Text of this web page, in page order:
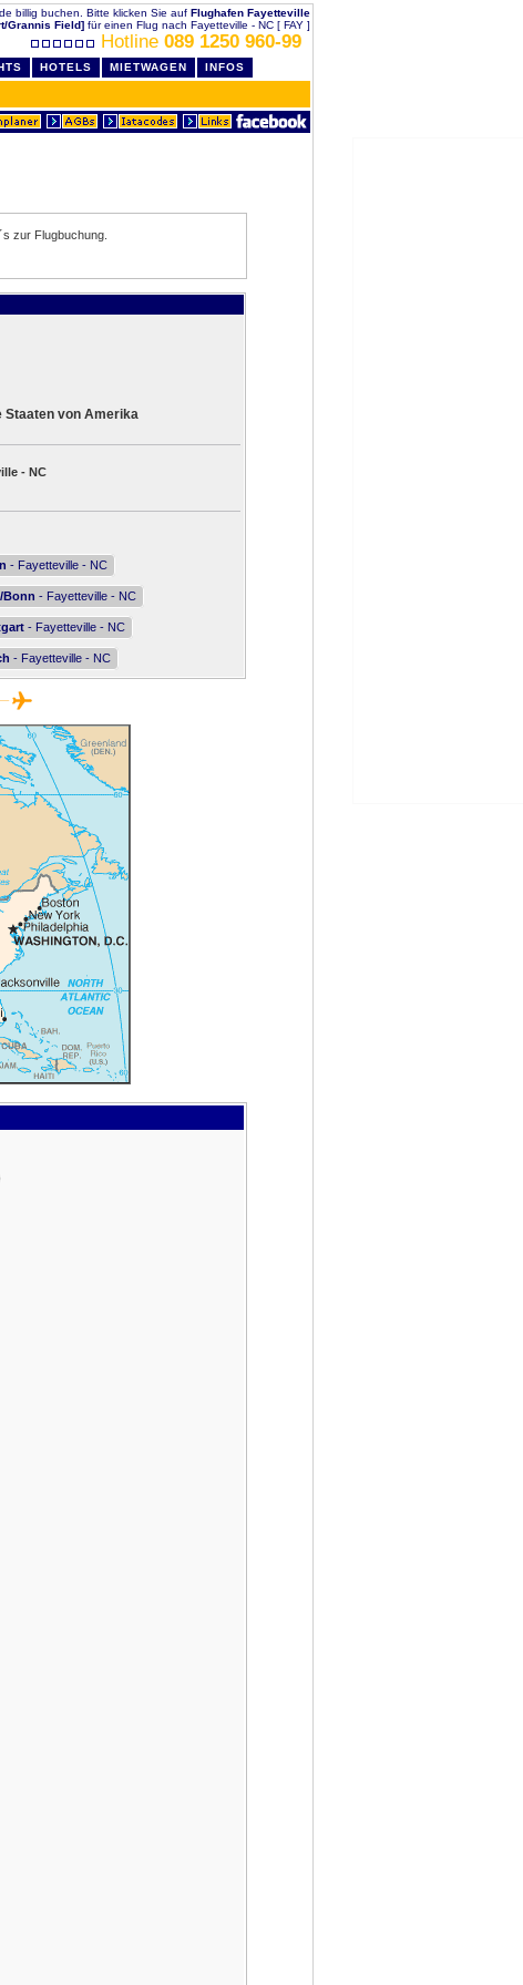
billig buchen. Bitte klicken Sie auf Flughafen Fayetteville
Grannis Field] für einen Flug nach Fayetteville - NC [ FAY ]
Hotline 089 1250 960-99
HOTELS MIETWAGEN INFOS
zur Flugbuchung.
Staaten von Amerika
- NC
- Fayetteville - NC
Bonn - Fayetteville - NC
- Fayetteville - NC
- Fayetteville - NC